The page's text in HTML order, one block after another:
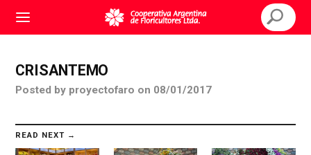
CRISANTEMO
Posted by proyectofaro on 08/01/2017
READ NEXT →